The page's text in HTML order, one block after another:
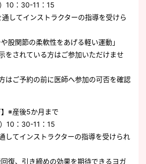
10：30-11：15
してインストラクターの指導を受けら
股関節の柔軟性をあげる軽い運動」
をされている方はご参加いただけませ
はご予約の前に医師へ参加の可否を確認
】※産後5か月まで
10：30-11：15
してインストラクターの指導を受けられ
回復、引き締めの効果を期待できるヨガ